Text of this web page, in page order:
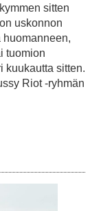
sitten
uskonnon
huomanneen,
tuomion
kuukautta sitten.
Riot -ryhmän